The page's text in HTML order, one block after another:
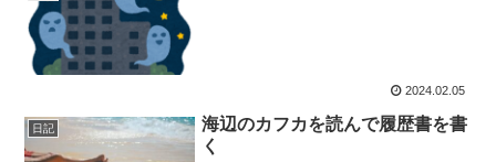
2024.02.05
日記
海辺のカフカを読んで履歴書を書
く